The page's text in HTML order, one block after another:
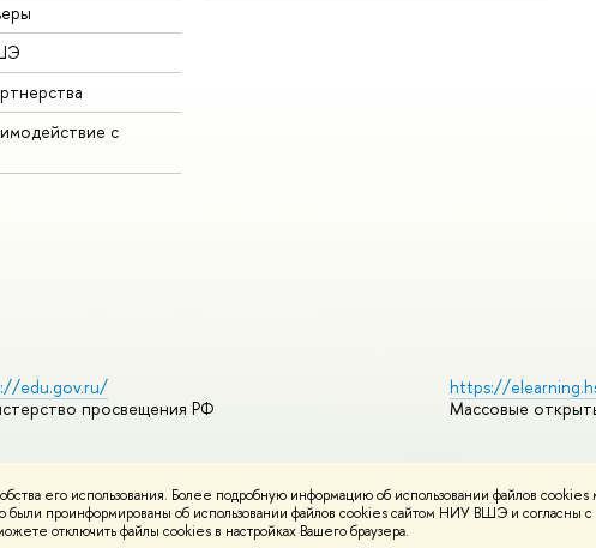
его использования. Более подробную информацию об использовании файлов cookies
были проинформированы об использовании файлов cookies сайтом НИУ ВШЭ и согласны
отключить файлы cookies в настройках Вашего браузера.
с
edu.gov.ru/
просвещения РФ
https://
Массовые
Политика конфиденциальностиКарта сайта